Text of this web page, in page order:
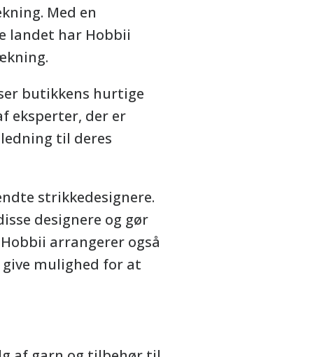
Med en
landet har Hobbii
butikkens hurtige
eksperter, der er
til deres
strikkedesignere.
designere og gør
arrangerer også
mulighed for at